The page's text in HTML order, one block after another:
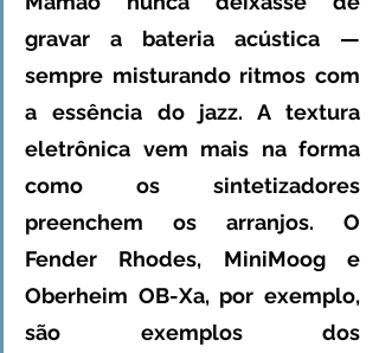
gravar a bateria acústica —
sempre misturando ritmos com
a essência do jazz. A textura
eletrônica vem mais na forma
como os sintetizadores
preenchem os arranjos. O
Fender Rhodes, MiniMoog e
Oberheim OB-Xa, por exemplo,
são exemplos dos